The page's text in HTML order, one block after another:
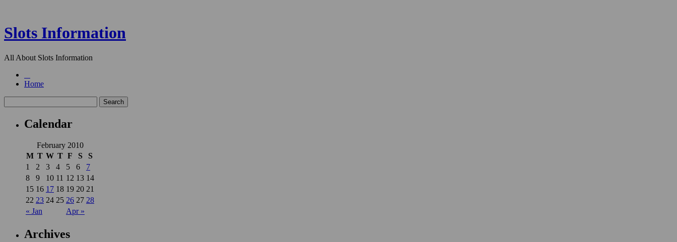
Slots Information
All About Slots Information
Home
Calendar
February 2010
M T W T F S S
« Jan Apr »
1 2 3 4 5 6
7
8
9 10 11 12 13 14
15 16 17 18 19 20 21
22 23 24 25 26 27 28
Archives